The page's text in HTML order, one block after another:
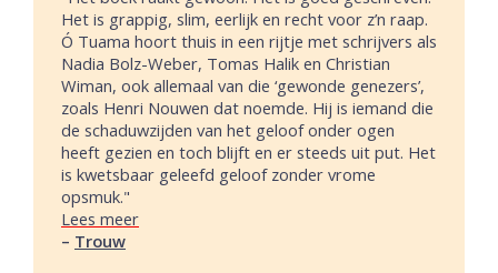
Het is grappig, slim, eerlijk en recht voor z’n raap.
Ó Tuama hoort thuis in een rijtje met schrijvers als
Nadia Bolz-Weber, Tomas Halik en Christian
Wiman, ook allemaal van die ‘gewonde genezers’,
zoals Henri Nouwen dat noemde. Hij is iemand die
de schaduwzijden van het geloof onder ogen
heeft gezien en toch blijft en er steeds uit put. Het
is kwetsbaar geleefd geloof zonder vrome
opsmuk."
Lees meer
– Trouw